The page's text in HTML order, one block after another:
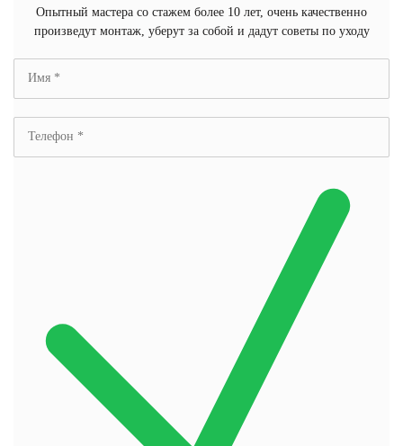
Опытный мастера со стажем более 10 лет, очень качественно
произведут монтаж, уберут за собой и дадут советы по уходу